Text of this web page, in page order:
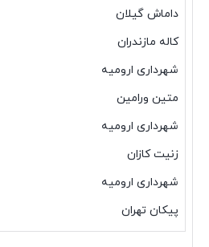
داماش گیلان
کاله مازندران
شهرداری ارومیه
متین ورامین
شهرداری ارومیه
زنیت کازان
شهرداری ارومیه
پیکان تهران